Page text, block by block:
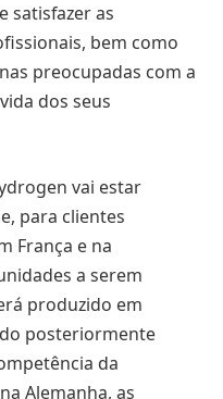
satisfazer as
bem como
preocupadas com a
dos seus
vai estar
para clientes
França e na
a serem
produzido em
posteriormente
da
Alemanha, as